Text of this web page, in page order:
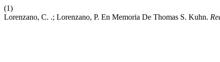
(1)
Lorenzano, C. .; Lorenzano, P. En Memoria De Thomas S. Kuhn.